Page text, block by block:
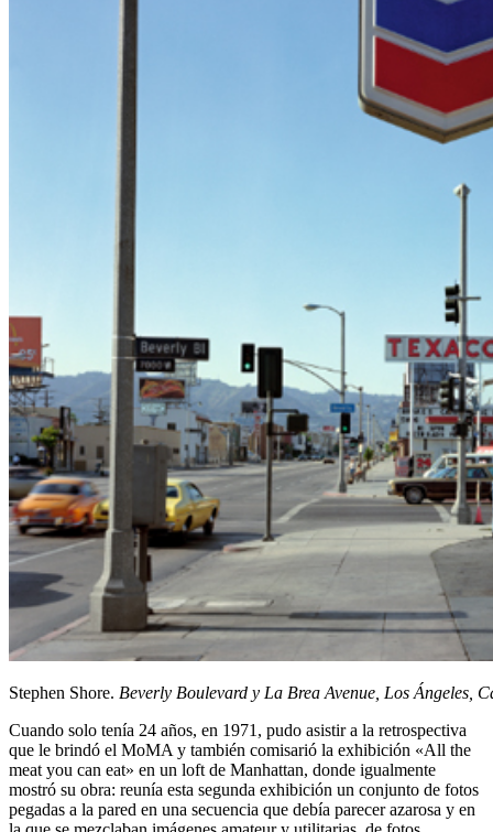
Stephen Shore. Beverly Boulevard y La Brea Avenue, Los Ángeles,
Cuando solo tenía 24 años, en 1971, pudo asistir a la retrospectiva
que le brindó el MoMA y también comisarió la exhibición «All the
meat you can eat» en un loft de Manhattan, donde igualmente
mostró su obra: reunía esta segunda exhibición un conjunto de fotos
pegadas a la pared en una secuencia que debía parecer azarosa y en